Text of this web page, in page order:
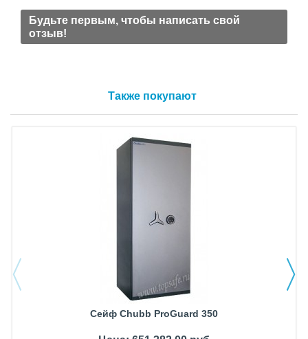
Будьте первым, чтобы написать свой
отзыв!
Также покупают
Сейф Chubb ProGuard 350